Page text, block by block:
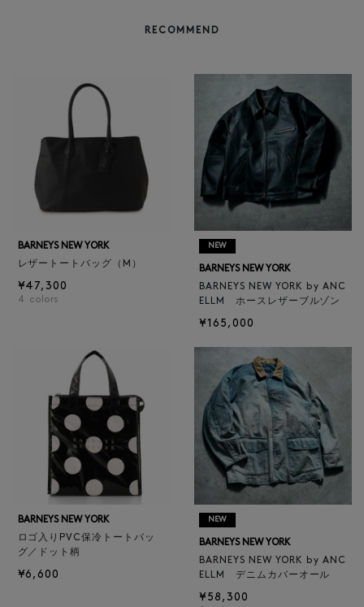
RECOMMEND
BARNEYS NEW YORK
レザートートバッグ（M）
¥47,300
4 colors
NEW
BARNEYS NEW YORK
BARNEYS NEW YORK by ANC
ELLM ホースレザーブルゾン
¥165,000
BARNEYS NEW YORK
ロゴ入りPVC保冷トートバッ
グ／ドット柄
¥6,600
NEW
BARNEYS NEW YORK
BARNEYS NEW YORK by ANC
ELLM デニムカバーオール
¥58,300